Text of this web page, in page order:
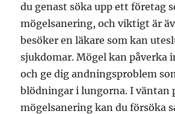
du genast söka upp ett företag
mögelsanering, och viktigt är
besöker en läkare som kan
sjukdomar. Mögel kan påverka
och ge dig andningsproblem
blödningar i lungorna. I väntan
mögelsanering kan du försöka